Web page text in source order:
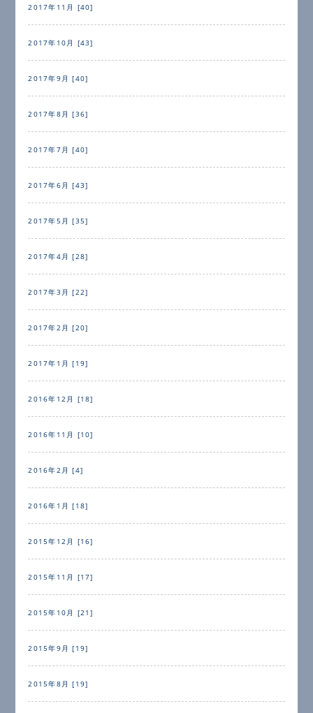
2017年11月 [40]
2017年10月 [43]
2017年9月 [40]
2017年8月 [36]
2017年7月 [40]
2017年6月 [43]
2017年5月 [35]
2017年4月 [28]
2017年3月 [22]
2017年2月 [20]
2017年1月 [19]
2016年12月 [18]
2016年11月 [10]
2016年2月 [4]
2016年1月 [18]
2015年12月 [16]
2015年11月 [17]
2015年10月 [21]
2015年9月 [19]
2015年8月 [19]